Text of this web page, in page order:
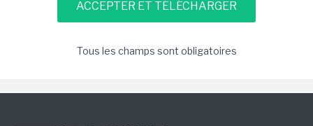
Tous les champs sont obligatoires